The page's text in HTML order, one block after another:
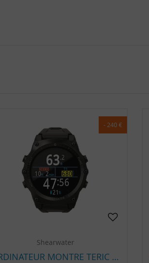
- 240 €
Shearwater
ORDINATEUR MONTRE TERIC SHEARWATER